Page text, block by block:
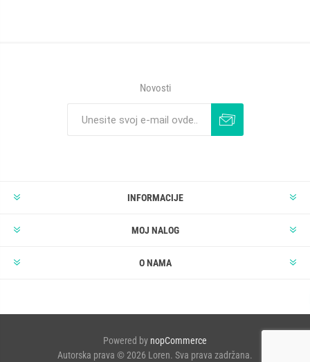
Novosti
INFORMACIJE
MOJ NALOG
O NAMA
Powered by nopCommerce
Autorska prava © 2026 Loren. Sva prava zadržana.